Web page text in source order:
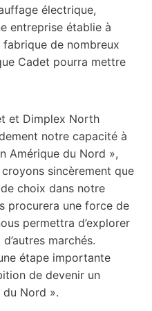
électrique,
entreprise établie à
de nombreux
Cadet pourra mettre
et Dimplex North
notre capacité à
Amérique du Nord »,
sincèrement que
choix dans notre
procurera une force de
permettra d’explorer
marchés.
étape importante
de devenir un
Nord ».